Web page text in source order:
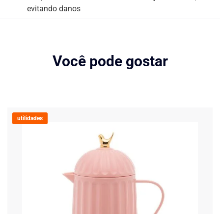
evitando danos
Você pode gostar
utilidades